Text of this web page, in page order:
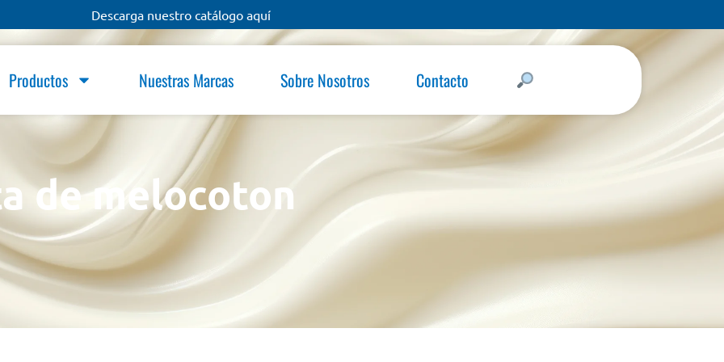
Descarga nuestro catálogo aquí
Productos Nuestras Marcas Sobre Nosotros Contacto
de melocoton